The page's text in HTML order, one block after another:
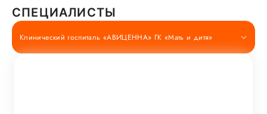
СПЕЦИАЛИСТЫ
Клинический госпиталь «АВИЦЕННА» ГК «Мать и дитя»